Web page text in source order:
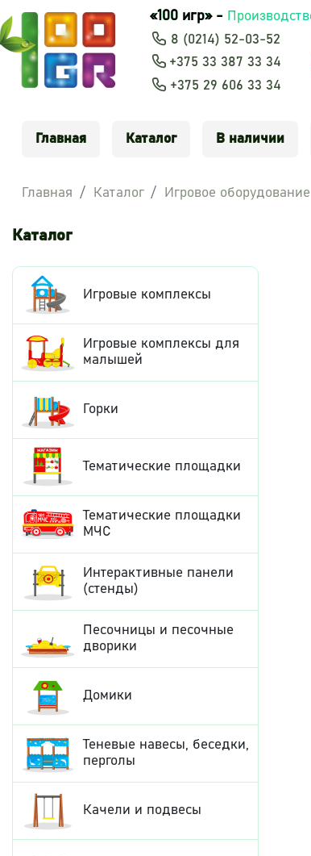
«100 игр» -
8 (0214) 52-03-52
+375 33 387 33 34
+375 29 606 33 34
Главная Каталог В наличии
Главная Каталог Игровое оборудование
Каталог
Игровые комплексы
Игровые комплексы для
малышей
Горки
Тематические площадки
Тематические площадки
МЧС
Интерактивные панели
(стенды)
Песочницы и песочные
дворики
Домики
Теневые навесы, беседки,
перголы
Качели и подвесы